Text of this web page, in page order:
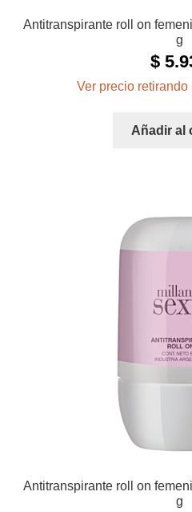
Antitranspirante roll on
g
$
Ver precio
Añadir al
Antitranspirante roll on
g